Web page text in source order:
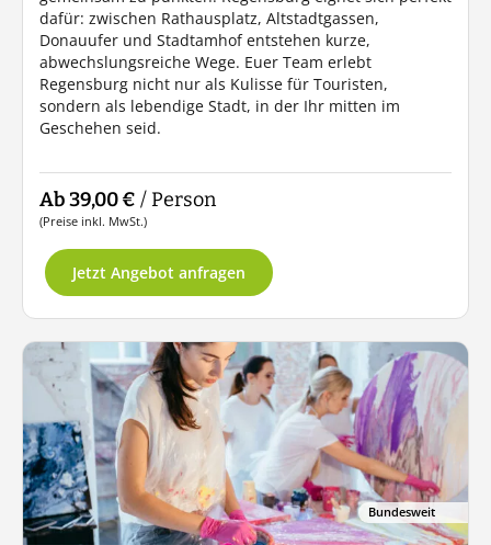
dafür: zwischen Rathausplatz, Altstadtgassen,
Donauufer und Stadtamhof entstehen kurze,
abwechslungsreiche Wege. Euer Team erlebt
Regensburg nicht nur als Kulisse für Touristen,
sondern als lebendige Stadt, in der Ihr mitten im
Geschehen seid.
Ab 39,00 € / Person
(Preise inkl. MwSt.)
Jetzt Angebot anfragen
Bundesweit